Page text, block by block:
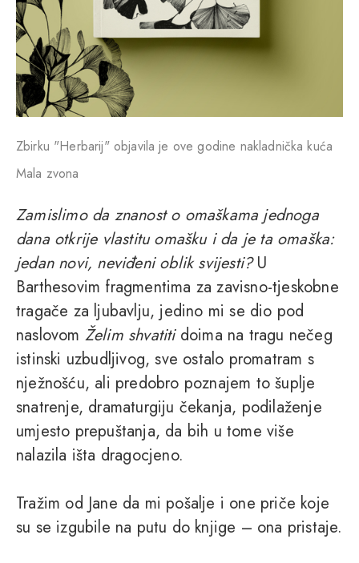
Zbirku "Herbarij" objavila je ove godine nakladnička kuća
Mala zvona
Zamislimo da znanost o omaškama jednoga
dana otkrije vlastitu omašku i da je ta omaška:
jedan novi, neviđeni oblik svijesti?U
Barthesovim fragmentima za zavisno-tjeskobne
tragače za ljubavlju, jedino mi se dio pod
naslovom Želim shvatitidoima na tragu nečeg
istinski uzbudljivog, sve ostalo promatram s
nježnošću, ali predobro poznajem to šuplje
snatrenje, dramaturgiju čekanja, podilaženje
umjesto prepuštanja, da bih u tome više
nalazila išta dragocjeno.
Tražim od Jane da mi pošalje i one priče koje
su se izgubile na putu do knjige – ona pristaje.